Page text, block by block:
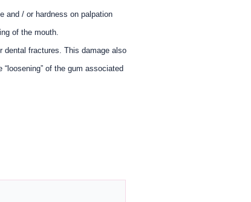
and / or hardness on palpation
of the mouth.
dental fractures. This damage also
of the gum associated